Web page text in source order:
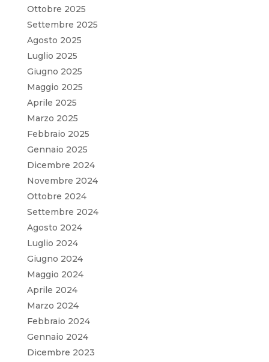
Ottobre 2025
Settembre 2025
Agosto 2025
Luglio 2025
Giugno 2025
Maggio 2025
Aprile 2025
Marzo 2025
Febbraio 2025
Gennaio 2025
Dicembre 2024
Novembre 2024
Ottobre 2024
Settembre 2024
Agosto 2024
Luglio 2024
Giugno 2024
Maggio 2024
Aprile 2024
Marzo 2024
Febbraio 2024
Gennaio 2024
Dicembre 2023